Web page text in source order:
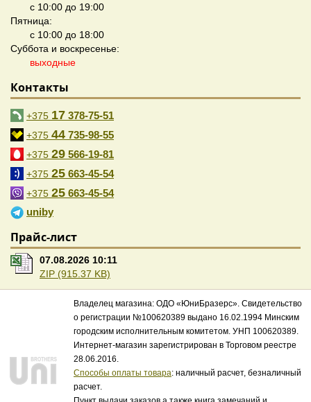
с 10:00 до 19:00
Пятница:
с 10:00 до 18:00
Суббота и воскресенье:
выходные
Контакты
+375 17 378-75-51
+375 44 735-98-55
+375 29 566-19-81
+375 25 663-45-54
+375 25 663-45-54
uniby
Прайс-лист
07.08.2026 10:11
ZIP (915.37 KB)
Владелец магазина: ОДО «ЮниБразерс». Свидетельство
о регистрации №100620389 выдано 16.02.1994 Минским
городским исполнительным комитетом. УНП 100620389.
Интернет-магазин зарегистрирован в Торговом реестре
28.06.2016.
Способы оплаты товара: наличный расчет, безналичный
расчет.